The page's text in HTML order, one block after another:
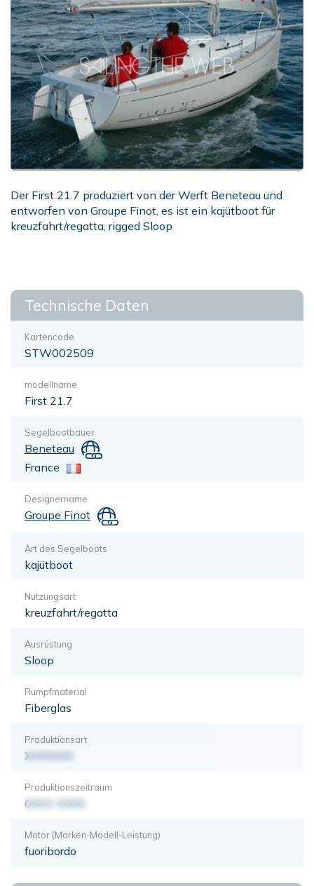
Der First 21.7 produziert von der Werft Beneteau und
entworfen von Groupe Finot, es ist ein kajütboot für
kreuzfahrt/regatta, rigged Sloop
Technische Daten
Kartencode
STW002509
modellname
First 21.7
Segelbootbauer
Beneteau
France
Designername
Groupe Finot
Art des Segelboots
kajütboot
Nutzungsart
kreuzfahrt/regatta
Ausrüstung
Sloop
Rumpfmaterial
Fiberglas
Produktionsart
XXXXXXX
Produktionszeitraum
0000-0000
Motor (Marken-Modell-Leistung)
fuoribordo